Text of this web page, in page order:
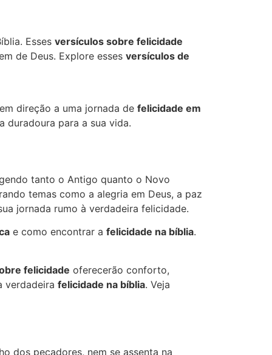
Esses versículos sobre felicidade
de Deus. Explore esses versículos de
direção a uma jornada de felicidade em
duradoura para a sua vida.
tanto o Antigo quanto o Novo
temas como a alegria em Deus, a paz
jornada rumo à verdadeira felicidade.
e como encontrar a felicidade na bíblia.
felicidade oferecerão conforto,
verdadeira felicidade na bíblia. Veja
dos pecadores, nem se assenta na